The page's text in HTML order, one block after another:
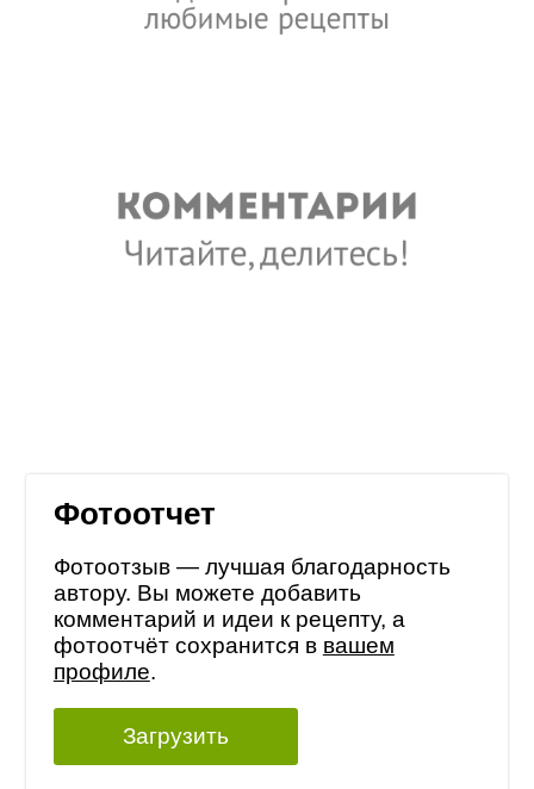
Фотоотчет
Фотоотзыв — лучшая благодарность
автору. Вы можете добавить
комментарий и идеи к рецепту, а
фотоотчёт сохранится в вашем
профиле.
Загрузить